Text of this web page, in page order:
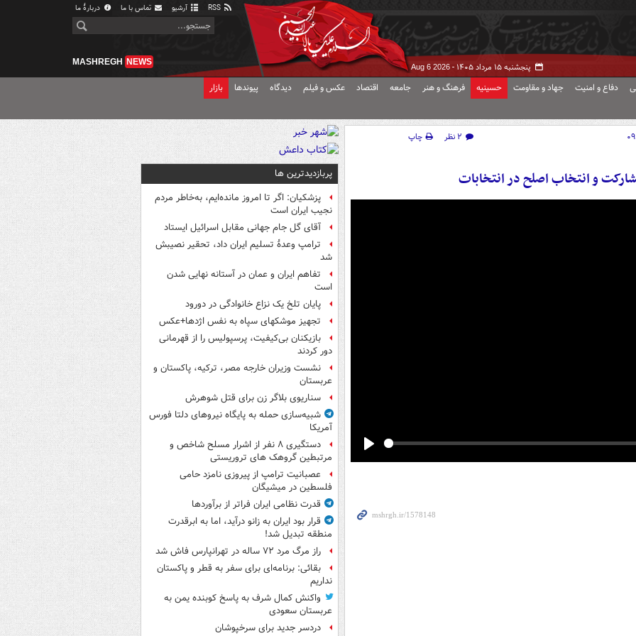
آرشیو تماس با ما دربارهٔ ما
پنجشنبه ۱۵ مرداد ۱۴۰۵ - Aug 6 2026
MASHREGH NEWS
دفاع و امنیت جهاد و مقاومت حسینیه فرهنگ و هنر جامعه اقتصاد عکس و فیلم دیدگاه پیوندها بازار
۲ نظر
چاپ
و انتخاب اصلح در انتخابات پربازدیدترین ها
پزشکیان: اگر تا امروز مانده‌ایم، به‌خاطر مردم
نجیب ایران است
آقای گل جام جهانی مقابل اسرائیل ایستاد
ترامپ وعدۀ تسلیم ایران داد، تحقیر نصیبش
شد
تفاهم ایران و عمان در آستانه نهایی شدن
است
پایان تلخ یک نزاع خانوادگی در دورود
تجهیز موشکهای سپاه به نفس اژدها+عکس
بازیکنان بی‌کیفیت، پرسپولیس را از قهرمانی
دور کردند
نشست وزیران خارجه مصر، ترکیه، پاکستان و
عربستان
سناریوی بلاگر زن برای قتل شوهرش
شبیه‌سازی حمله به پایگاه نیروهای دلتا فورس
آمریکا
دستگیری ۸ نفر از اشرار مسلح شاخص و
مرتبطین گروهک های تروریستی
عصبانیت ترامپ از پیروزی نامزد حامی
فلسطین در میشیگان
قدرت نظامی ایران فراتر از برآوردها
قرار بود ایران به زانو درآید، اما به ابرقدرت
منطقه تبدیل شد!
راز مرگ مرد ۷۲ ساله در تهرانپارس فاش شد
بقائی: برنامه‌ای برای سفر به قطر و پاکستان
نداریم
واکنش کمال شرف به پاسخ کوبنده یمن به
عربستان سعودی
دردسر جدید برای سرخپوشان